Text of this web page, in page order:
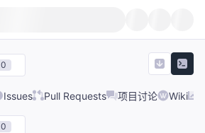
0
Issues Pull Requests 项目讨论 Wiki
0